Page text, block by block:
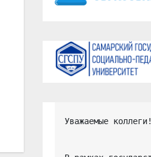
Уважаемые коллеги!